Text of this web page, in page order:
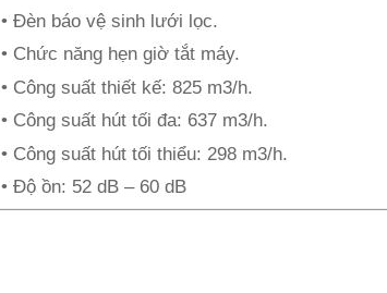
• Đèn báo vệ sinh lưới lọc.
• Chức năng hẹn giờ tắt máy.
• Công suất thiết kế: 825 m3/h.
• Công suất hút tối đa: 637 m3/h.
• Công suất hút tối thiểu: 298 m3/h.
• Độ ồn: 52 dB – 60 dB